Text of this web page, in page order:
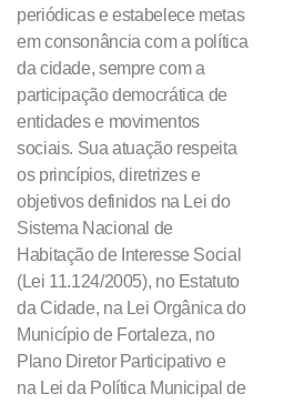
periódicas e estabelece metas
em consonância com a política
da cidade, sempre com a
participação democrática de
entidades e movimentos
sociais. Sua atuação respeita
os princípios, diretrizes e
objetivos definidos na Lei do
Sistema Nacional de
Habitação de Interesse Social
(Lei 11.124/2005), no Estatuto
da Cidade, na Lei Orgânica do
Município de Fortaleza, no
Plano Diretor Participativo e
na Lei da Política Municipal de